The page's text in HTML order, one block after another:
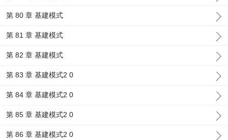
第 80 章 基建模式
第 81 章 基建模式
第 82 章 基建模式
第 83 章 基建模式2 0
第 84 章 基建模式2 0
第 85 章 基建模式2 0
第 86 章 基建模式2 0